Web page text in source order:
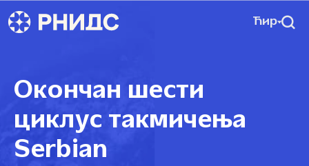
Ћир
Окончан шести
циклус такмичења
Serbian